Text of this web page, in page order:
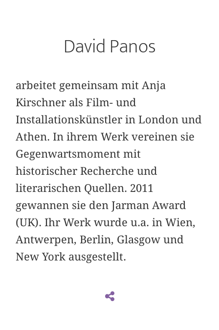
David Panos
arbeitet gemeinsam mit Anja
Kirschner als Film- und
Installationskünstler in London und
Athen. In ihrem Werk vereinen sie
Gegenwartsmoment mit
historischer Recherche und
literarischen Quellen. 2011
gewannen sie den Jarman Award
(UK). Ihr Werk wurde u.a. in Wien,
Antwerpen, Berlin, Glasgow und
New York ausgestellt.